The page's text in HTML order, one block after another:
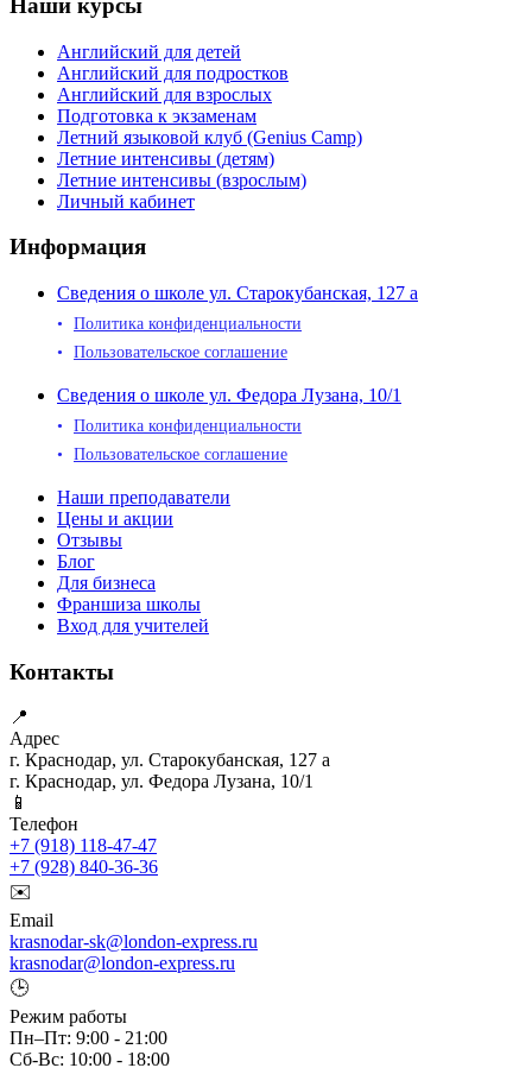
Наши курсы
Английский для детей
Английский для подростков
Английский для взрослых
Подготовка к экзаменам
Летний языковой клуб (Genius Camp)
Летние интенсивы (детям)
Летние интенсивы (взрослым)
Личный кабинет
Информация
Сведения о школе ул. Старокубанская, 127 а
Политика конфиденциальности
Пользовательское соглашение
Сведения о школе ул. Федора Лузана, 10/1
Политика конфиденциальности
Пользовательское соглашение
Наши преподаватели
Цены и акции
Отзывы
Блог
Для бизнеса
Франшиза школы
Вход для учителей
Контакты
📍
Адрес
г. Краснодар, ул. Старокубанская, 127 а
г. Краснодар, ул. Федора Лузана, 10/1
📱
Телефон
+7 (918) 118-47-47
+7 (928) 840-36-36
✉️
Email
krasnodar-sk@london-express.ru
krasnodar@london-express.ru
🕒
Режим работы
Пн–Пт: 9:00 - 21:00
Сб-Вс: 10:00 - 18:00